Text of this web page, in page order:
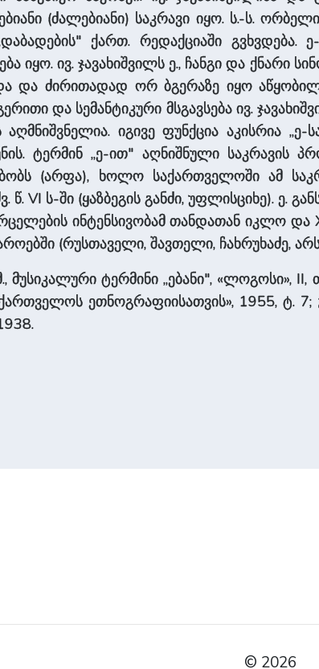
(ძალებიანი) საკრავი იყო. ს.-ს.
ქართ. რედაქციაში გვხვდება.
იყო. ივ. ჯავახიშვილს ე., ჩანგი და ქნარი
და ძირითადად ორ ბგერაზე იყო
და სემანტიკური მსგავსება ივ.
აღმნიშვნელია. იგივე ფუნქცია აკისრია
ტერმინ „ე-ით" აღნიშნული
(არფა), ხოლო საქართველოში ამ
წ. VI ს-ში (ყაზბეგის განძი, უფლისციხე).
ინტენსივობამ თანდათან იკლო
(რუსთაველი, შავთელი, ჩახრუხაძე,
მუსიკალური ტერმინი „ებანი", «ლოგოსი», II,
ეთნოგრაფიისათვის», 1955, ტ. 7;
© 2026